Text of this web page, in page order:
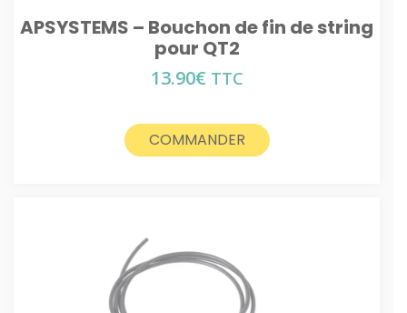
APSYSTEMS – Bouchon de fin de string
pour QT2
13.90€ TTC
COMMANDER